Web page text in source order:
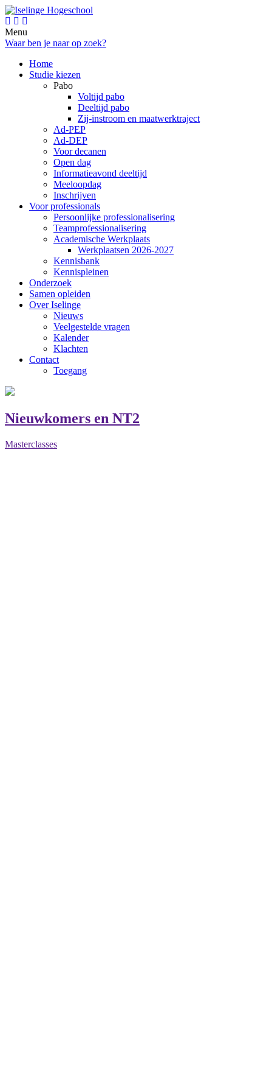
Menu
Waar ben je naar op zoek?
Home
Studie kiezen
Pabo
Voltijd pabo
Deeltijd pabo
Zij-instroom en maatwerktraject
Ad-PEP
Ad-DEP
Voor decanen
Open dag
Informatieavond deeltijd
Meeloopdag
Inschrijven
Voor professionals
Persoonlijke professionalisering
Teamprofessionalisering
Academische Werkplaats
Werkplaatsen 2026-2027
Kennisbank
Kennispleinen
Onderzoek
Samen opleiden
Over Iselinge
Nieuws
Veelgestelde vragen
Kalender
Klachten
Contact
Toegang
Nieuwkomers en NT2
Masterclasses